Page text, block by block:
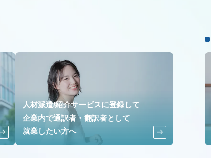
人材派遣/紹介サービスに登録して
企業内で通訳者・翻訳者として
就業したい方へ